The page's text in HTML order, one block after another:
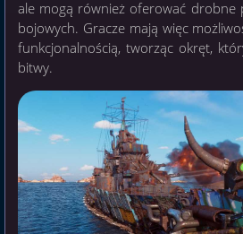
ale mogą również oferować
bojowych. Gracze mają więc
funkcjonalnością, tworząc okręt,
bitwy.